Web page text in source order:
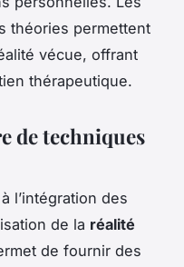
théories permettent
vécue, offrant
thérapeutique.
de techniques
l’intégration des
de la réalité
de fournir des